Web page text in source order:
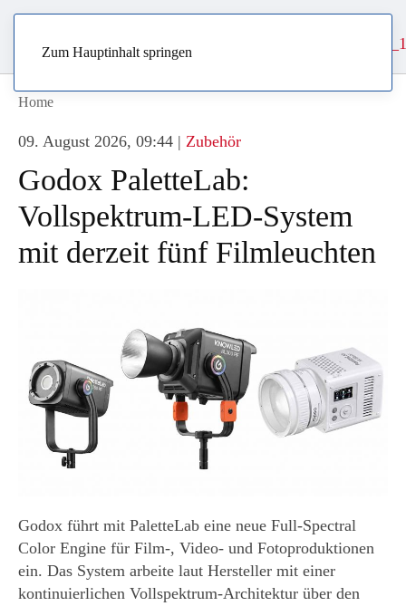
Zum Hauptinhalt springen
Home
09. August 2026, 09:44 | Zubehör
Godox PaletteLab:
Vollspektrum-LED-System
mit derzeit fünf Filmleuchten
Godox führt mit PaletteLab eine neue Full-Spectral
Color Engine für Film-, Video- und Fotoproduktionen
ein. Das System arbeite laut Hersteller mit einer
kontinuierlichen Vollspektrum-Architektur über den